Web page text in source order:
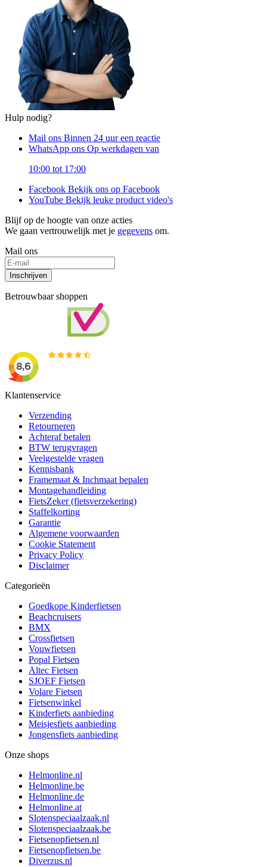
Hulp nodig?
Mail ons Binnen 24 uur een reactie
WhatsApp ons Op werkdagen van
10:00 tot 17:00
Facebook Bekijk ons op Facebook
YouTube Bekijk leuke product video's
Blijf op de hoogte van onze acties
We gaan vertrouwelijk met je gegevens om.
Mail ons
Inschrijven
Betrouwbaar shoppen
Klantenservice
Verzending
Retourneren
Achteraf betalen
BTW terugvragen
Veelgestelde vragen
Kennisbank
Framemaat & Inchmaat bepalen
Montagehandleiding
FietsZeker (fietsverzekering)
Staffelkorting
Garantie
Algemene voorwaarden
Cookie Statement
Privacy Policy
Disclaimer
Categorieën
Goedkope Kinderfietsen
Beachcruisers
BMX
Crossfietsen
Vouwfietsen
Popal Fietsen
Altec Fietsen
SJOEF Fietsen
Volare Fietsen
Fietsenwinkel
Kinderfiets aanbieding
Meisjesfiets aanbieding
Jongensfiets aanbieding
Onze shops
Helmonline.nl
Helmonline.be
Helmonline.de
Helmonline.at
Slotenspeciaalzaak.nl
Slotenspeciaalzaak.be
Fietsenopfietsen.nl
Fietsenopfietsen.be
Diverzus.nl